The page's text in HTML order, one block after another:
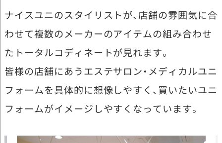
ナイスユニのスタイリストが、店舗の雰囲気に合
わせて複数のメーカーのアイテムの組み合わせ
たトータルコディネートが見れます。
皆様の店舗にあうエステサロン・メディカルユニ
フォームを具体的に想像しやすく、買いたいユニ
フォームがイメージしやすくなっています。